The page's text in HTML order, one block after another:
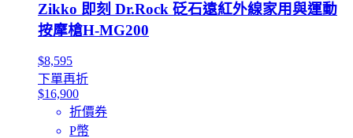
Zikko 即刻 Dr.Rock 砭石遠紅外線家用與運動
按摩槍H-MG200
$8,595
下單再折
$16,900
折價券
P幣